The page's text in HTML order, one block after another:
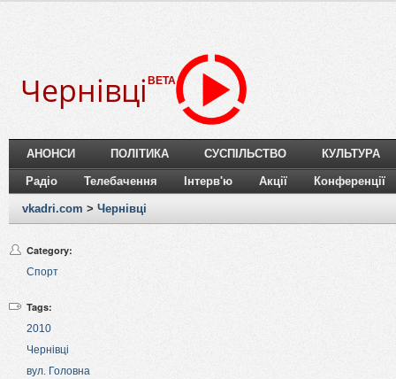
Чернівці BETA
АНОНСИ ПОЛІТИКА СУСПІЛЬСТВО КУЛЬТУРА
Радіо Телебачення Інтерв'ю Акції Конференції
vkadri.com > Чернівці
Category:
Спорт
Tags:
2010
Чернівці
вул. Головна